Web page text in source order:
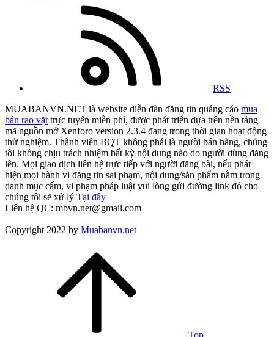
RSS
MUABANVN.NET là website diễn đàn đăng tin quảng cáo mua
bán rao vặt trực tuyến miễn phí, được phát triển dựa trên nền tảng
mã nguồn mở Xenforo version 2.3.4 đang trong thời gian hoạt động
thử nghiệm. Thành viên BQT không phải là người bán hàng, chúng
tôi không chịu trách nhiệm bất kỳ nội dung nào do người dùng đăng
lên. Mọi giao dịch liên hệ trực tiếp với người đăng bài, nếu phát
hiện mọi hành vi đăng tin sai phạm, nội dung/sản phẩm nằm trong
danh mục cấm, vi phạm pháp luật vui lòng gửi đường link đó cho
chúng tôi sẽ xử lý Tại đây
Liên hệ QC: mbvn.net@gmail.com
Copyright 2022 by Muabanvn.net
Top